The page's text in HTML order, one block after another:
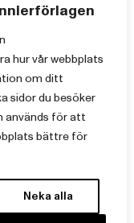
hur vår webbplats
om ditt
sidor du besöker
används för att
bättre för
Neka alla